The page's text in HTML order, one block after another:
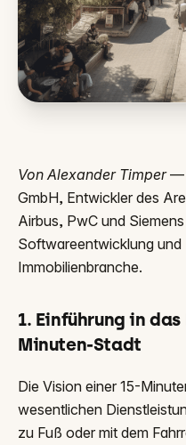
Von Alexander Timper—
GmbH, Entwickler des
Airbus, PwC und
Softwareentwicklung und
Immobilienbranche.
1. Einführung in
Minuten-Stadt
Die Vision einer 15-
wesentlichen
zu Fuß oder mit dem